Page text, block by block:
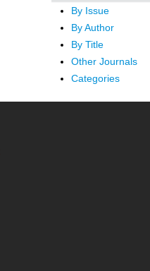
By Issue
By Author
By Title
Other Journals
Categories